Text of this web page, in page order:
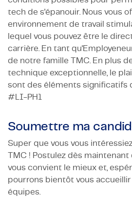
tech de s'épanouir. Nous vous
environnement de travail
lequel vous pouvez être le
carrière. En tant
de notre famille TMC. En plus
technique exceptionnelle, le
sont des éléments significatifs
#LI-PH1
Soumettre ma
Super que vous vous
TMC ! Postulez dès maintenant
vous convient le mieux et,
pourrons bientôt vous accueillir
équipes.